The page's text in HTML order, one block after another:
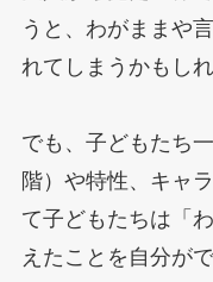
うと、わがままや
れてしまうかもしれ
でも、子どもたち
階）や特性、キャ
て子どもたちは「
えたことを自分が